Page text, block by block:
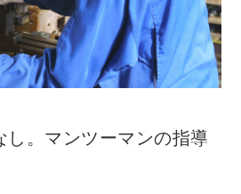
し。マンツーマンの指導